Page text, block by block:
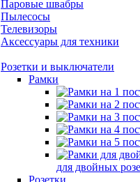
Паровые швабры
Пылесосы
Телевизоры
Аксессуары для техники
Розетки и выключатели
Рамки
для двойных
Розетки